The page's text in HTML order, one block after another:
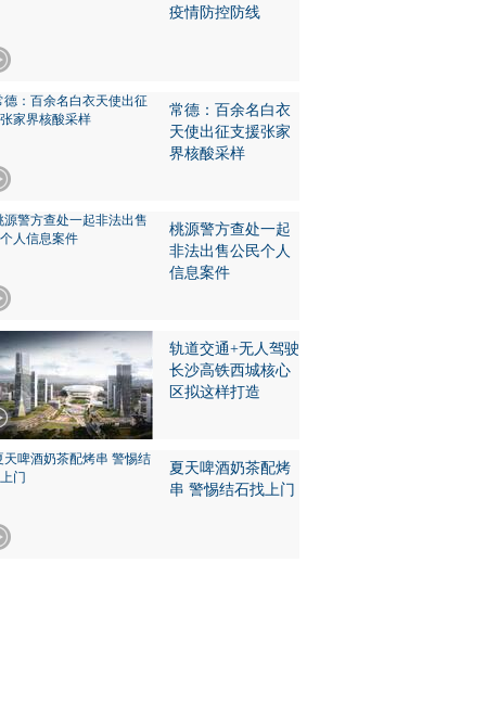
疫情防控防线
常德：百余名白衣
天使出征支援张家
界核酸采样
桃源警方查处一起
非法出售公民个人
信息案件
轨道交通+无人驾驶
长沙高铁西城核心
区拟这样打造
夏天啤酒奶茶配烤
串 警惕结石找上门